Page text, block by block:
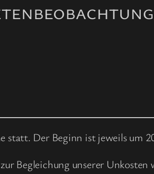
statt. Der Beginn ist jeweils um
Begleichung unserer Unkosten